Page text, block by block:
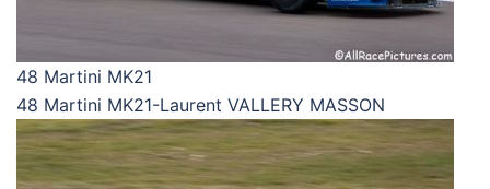
48 Martini MK21
48 Martini MK21-Laurent VALLERY MASSON